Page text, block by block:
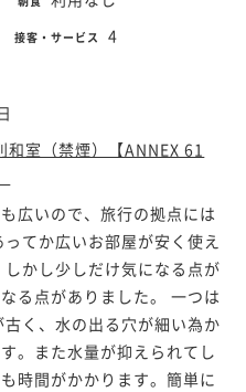
接客・サービス 4
和室（禁煙）【ANNEX 61
広いので、旅行の拠点には
てか広いお部屋が安く使え
かし少しだけ気になる点が
る点がありました。 一つは
く、水の出る穴が細い為か
。また水量が抑えられてし
時間がかかります。簡単に